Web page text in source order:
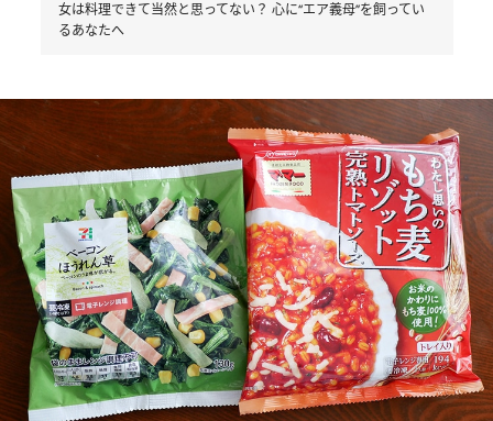
女は料理できて当然と思ってない？ 心に“エア義母”を飼ってい
るあなたへ